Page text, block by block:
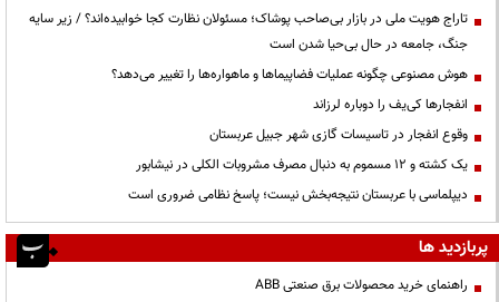
تاراج هویت ملی در بازار بی‌صاحب پوشاک؛ مسئولان نظارت کجا خوابیده‌اند؟ / زیر سایه
جنگ، جامعه در حال بی‌حیا شدن است
هوش مصنوعی چگونه عملیات فضاپیماها و ماهواره‌ها را تغییر می‌دهد؟
انفجارها کی‌یف را دوباره لرزاند
وقوع انفجار در تاسیسات گازی شهر جبیل عربستان
یک کشته و ۱۲ مسموم به دنبال مصرف مشروبات الکلی در نیشابور
دیپلماسی با عربستان نتیجه‌بخش نیست؛ پاسخ نظامی ضروری است
پربازدید ها
راهنمای خرید محصولات برق صنعتی ABB